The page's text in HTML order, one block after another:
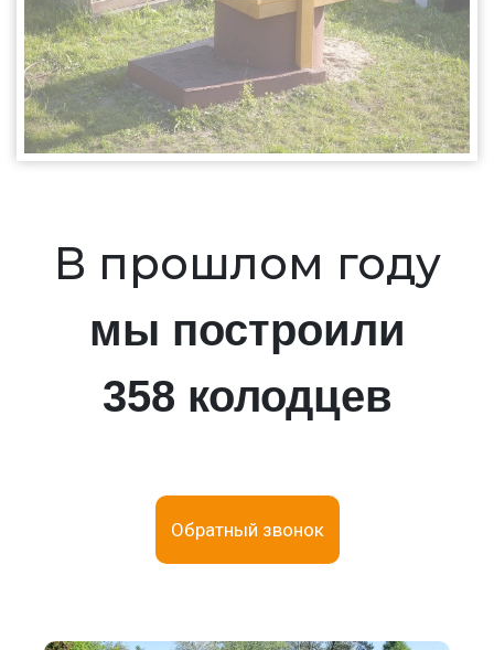
В прошлом году
мы построили
358 колодцев
Обратный звонок